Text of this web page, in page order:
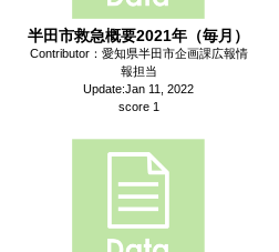
半田市救急概要2021年（毎月）
Contributor：愛知県半田市企画課広報情
報担当
Update:Jan 11, 2022
score 1